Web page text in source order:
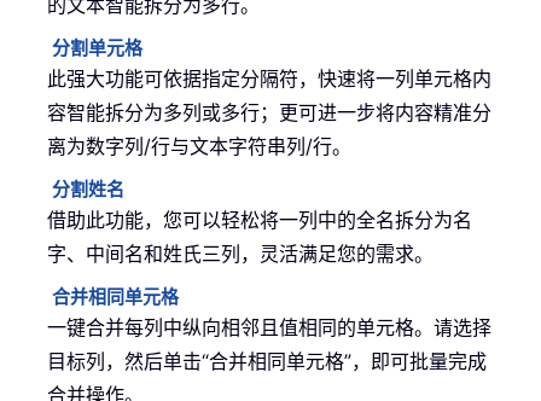
分割单元格
此强大功能可依据指定分隔符，快速将一列单元格内
容智能拆分为多列或多行；更可进一步将内容精准分
离为数字列/行与文本字符串列/行。
分割姓名
借助此功能，您可以轻松将一列中的全名拆分为名
字、中间名和姓氏三列，灵活满足您的需求。
合并相同单元格
一键合并每列中纵向相邻且值相同的单元格。请选择
目标列，然后单击“合并相同单元格”，即可批量完成
合并操作。